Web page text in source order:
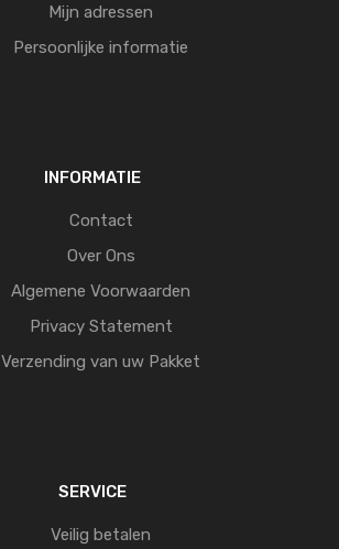
Mijn adressen
Persoonlijke informatie
INFORMATIE
Contact
Over Ons
Algemene Voorwaarden
Privacy Statement
Verzending van uw Pakket
SERVICE
Veilig betalen